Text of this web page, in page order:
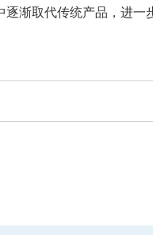
渐取代传统产品，进